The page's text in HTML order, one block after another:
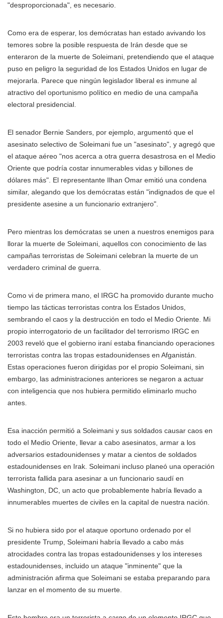
"desproporcionada", es necesario.
Como era de esperar, los demócratas han estado avivando los
temores sobre la posible respuesta de Irán desde que se
enteraron de la muerte de Soleimani, pretendiendo que el ataque
puso en peligro la seguridad de los Estados Unidos en lugar de
mejorarla. Parece que ningún legislador liberal es inmune al
atractivo del oportunismo político en medio de una campaña
electoral presidencial.
El senador Bernie Sanders, por ejemplo, argumentó que el
asesinato selectivo de Soleimani fue un "asesinato", y agregó que
el ataque aéreo "nos acerca a otra guerra desastrosa en el Medio
Oriente que podría costar innumerables vidas y billones de
dólares más". El representante Ilhan Omar emitió una condena
similar, alegando que los demócratas están "indignados de que el
presidente asesine a un funcionario extranjero".
Pero mientras los demócratas se unen a nuestros enemigos para
llorar la muerte de Soleimani, aquellos con conocimiento de las
campañas terroristas de Soleimani celebran la muerte de un
verdadero criminal de guerra.
Como vi de primera mano, el IRGC ha promovido durante mucho
tiempo las tácticas terroristas contra los Estados Unidos,
sembrando el caos y la destrucción en todo el Medio Oriente. Mi
propio interrogatorio de un facilitador del terrorismo IRGC en
2003 reveló que el gobierno iraní estaba financiando operaciones
terroristas contra las tropas estadounidenses en Afganistán.
Estas operaciones fueron dirigidas por el propio Soleimani, sin
embargo, las administraciones anteriores se negaron a actuar
con inteligencia que nos hubiera permitido eliminarlo mucho
antes.
Esa inacción permitió a Soleimani y sus soldados causar caos en
todo el Medio Oriente, llevar a cabo asesinatos, armar a los
adversarios estadounidenses y matar a cientos de soldados
estadounidenses en Irak. Soleimani incluso planeó una operación
terrorista fallida para asesinar a un funcionario saudí en
Washington, DC, un acto que probablemente habría llevado a
innumerables muertes de civiles en la capital de nuestra nación.
Si no hubiera sido por el ataque oportuno ordenado por el
presidente Trump, Soleimani habría llevado a cabo más
atrocidades contra las tropas estadounidenses y los intereses
estadounidenses, incluido un ataque "inminente" que la
administración afirma que Soleimani se estaba preparando para
lanzar en el momento de su muerte.